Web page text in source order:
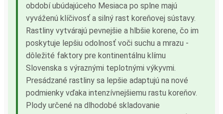
období ubúdajúceho Mesiaca po splne majú
vyváženú klíčivosť a silný rast koreňovej sústavy.
Rastliny vytvárajú pevnejšie a hlbšie korene, čo im
poskytuje lepšiu odolnosť voči suchu a mrazu -
dôležité faktory pre kontinentálnu klímu
Slovenska s výraznými teplotnými výkyvmi.
Presádzané rastliny sa lepšie adaptujú na nové
podmienky vďaka intenzívnejšiemu rastu koreňov.
Plody určené na dlhodobé skladovanie